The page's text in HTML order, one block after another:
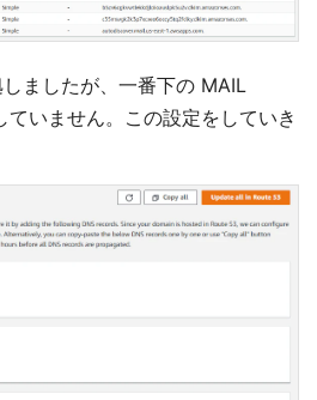
ましたが、一番下の MAIL
いません。この設定をしていき